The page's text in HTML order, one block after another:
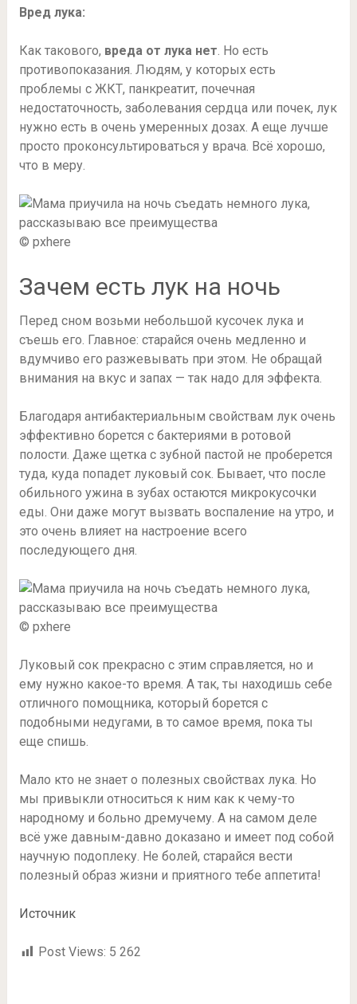
Вред лука:
Как такового, вреда от лука нет. Но есть
противопоказания. Людям, у которых есть
проблемы с ЖКТ, панкреатит, почечная
недостаточность, заболевания сердца или почек, лук
нужно есть в очень умеренных дозах. А еще лучше
просто проконсультироваться у врача. Всё хорошо,
что в меру.
© pxhere
Зачем есть лук на ночь
Перед сном возьми небольшой кусочек лука и
съешь его. Главное: старайся очень медленно и
вдумчиво его разжевывать при этом. Не обращай
внимания на вкус и запах — так надо для эффекта.
Благодаря антибактериальным свойствам лук очень
эффективно борется с бактериями в ротовой
полости. Даже щетка с зубной пастой не проберется
туда, куда попадет луковый сок. Бывает, что после
обильного ужина в зубах остаются микрокусочки
еды. Они даже могут вызвать воспаление на утро, и
это очень влияет на настроение всего
последующего дня.
© pxhere
Луковый сок прекрасно с этим справляется, но и
ему нужно какое-то время. А так, ты находишь себе
отличного помощника, который борется с
подобными недугами, в то самое время, пока ты
еще спишь.
Мало кто не знает о полезных свойствах лука. Но
мы привыкли относиться к ним как к чему-то
народному и больно дремучему. А на самом деле
всё уже давным-давно доказано и имеет под собой
научную подоплеку. Не болей, старайся вести
полезный образ жизни и приятного тебе аппетита!
Источник
Post Views: 5 262